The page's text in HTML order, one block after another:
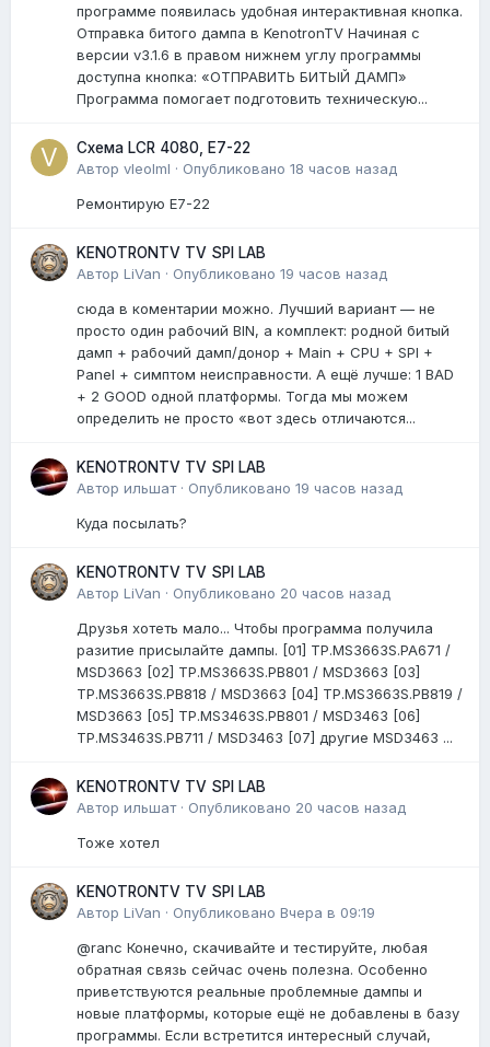
программе появилась удобная интерактивная кнопка.
Отправка битого дампа в KenotronTV Начиная с
версии v3.1.6 в правом нижнем углу программы
доступна кнопка: «ОТПРАВИТЬ БИТЫЙ ДАМП»
Программа помогает подготовить техническую...
Схема LCR 4080, E7-22
Автор vleolml · Опубликовано 18 часов назад
Ремонтирую E7-22
KENOTRONTV TV SPI LAB
Автор LiVan · Опубликовано 19 часов назад
сюда в коментарии можно. Лучший вариант — не
просто один рабочий BIN, а комплект: родной битый
дамп + рабочий дамп/донор + Main + CPU + SPI +
Panel + симптом неисправности. А ещё лучше: 1 BAD
+ 2 GOOD одной платформы. Тогда мы можем
определить не просто «вот здесь отличаются...
KENOTRONTV TV SPI LAB
Автор ильшат· Опубликовано 19 часов назад
Куда посылать?
KENOTRONTV TV SPI LAB
Автор LiVan · Опубликовано 20 часов назад
Друзья хотеть мало... Чтобы программа получила
разитие присылайте дампы. [01] TP.MS3663S.PA671 /
MSD3663 [02] TP.MS3663S.PB801 / MSD3663 [03]
TP.MS3663S.PB818 / MSD3663 [04] TP.MS3663S.PB819 /
MSD3663 [05] TP.MS3463S.PB801 / MSD3463 [06]
TP.MS3463S.PB711 / MSD3463 [07] другие MSD3463 ...
KENOTRONTV TV SPI LAB
Автор ильшат· Опубликовано 20 часов назад
Тоже хотел
KENOTRONTV TV SPI LAB
Автор LiVan · Опубликовано Вчера в 09:19
@ranc Конечно, скачивайте и тестируйте, любая
обратная связь сейчас очень полезна. Особенно
приветствуются реальные проблемные дампы и
новые платформы, которые ещё не добавлены в базу
программы. Если встретится интересный случай,